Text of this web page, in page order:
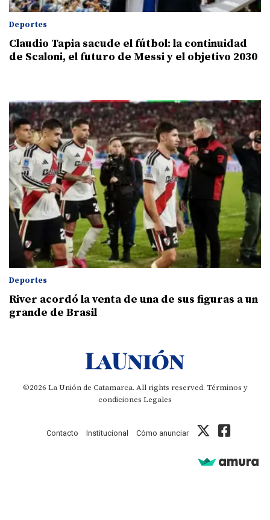
Deportes
Claudio Tapia sacude el fútbol: la continuidad
de Scaloni, el futuro de Messi y el objetivo 2030
Deportes
River acordó la venta de una de sus figuras a un
grande de Brasil
©2026 La Unión de Catamarca. All rights reserved. Términos y
condiciones Legales
Contacto Institucional Cómo anunciar